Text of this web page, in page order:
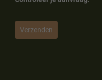
Verzenden